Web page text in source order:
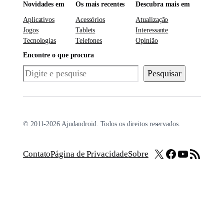
Novidades em
Aplicativos
Jogos
Tecnologias
Os mais recentes
Acessórios
Tablets
Telefones
Descubra mais em
Atualização
Interessante
Opinião
Encontre o que procura
Pesquisar Pesquisar
© 2011-2026 Ajudandroid. Todos os direitos reservados.
ContatoPágina de PrivacidadeSobre X Facebook
Youtube
Feed RSS